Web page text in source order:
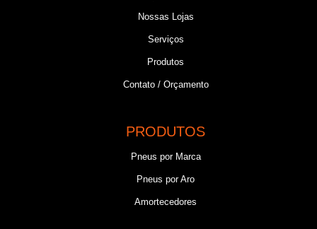
Nossas Lojas
Serviços
Produtos
Contato / Orçamento
PRODUTOS
Pneus por Marca
Pneus por Aro
Amortecedores